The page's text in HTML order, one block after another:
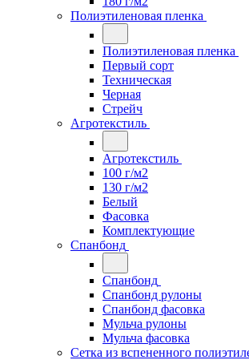
Полиэтиленовая пленка
Полиэтиленовая пленка
Первый сорт
Техническая
Черная
Стрейч
Агротекстиль
Агротекстиль
100 г/м2
130 г/м2
Белый
Фасовка
Комплектующие
Спанбонд
Спанбонд
Спанбонд рулоны
Спанбонд фасовка
Мульча рулоны
Мульча фасовка
Сетка из вспененного